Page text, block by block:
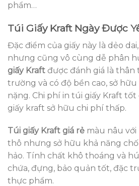
phẩm…
Túi Giấy Kraft Ngày Được
Đặc điểm của giấy này là dẻo
nhưng cũng vô cùng dễ phân
giấy Kraft được đánh giá là thân
trường và có độ bền cao, sở
nặng. Chi phí in túi giấy Kraft
giấy kraft sở hữu chi phí thấp.
Túi giấy Kraft giá rẻ màu nâu
thô nhưng sở hữu khả năng
hảo. Tính chất khô thoáng và
chứa, đựng, bảo quản tốt, đặc
thực phẩm.